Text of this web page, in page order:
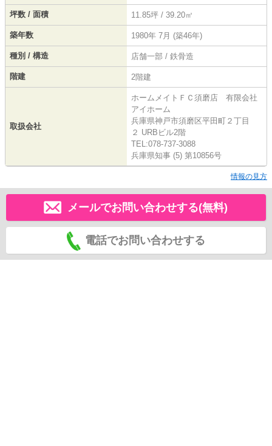
坪数 / 面積 11.85坪 / 39.20㎡
築年数 1980年 7月 (築46年)
種別 / 構造 店舗一部 / 鉄骨造
階建 2階建
取扱会社
ホームメイトＦＣ須磨店 有限会社
アイホーム
兵庫県神戸市須磨区平田町２丁目
２ URBビル2階
TEL:078-737-3088
兵庫県知事 (5) 第10856号
情報の見方
メールでお問い合わせする(無料)
電話でお問い合わせする